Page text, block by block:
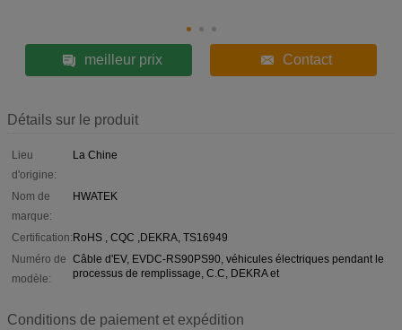
meilleur prix Contact
Détails sur le produit
Lieu
d'origine:
La Chine
Nom de
marque:
HWATEK
Certification:RoHS , CQC ,DEKRA, TS16949
Numéro de
modèle:
Câble d'EV, EVDC-RS90PS90, véhicules électriques pendant le
processus de remplissage, C.C, DEKRA et
Conditions de paiement et expédition